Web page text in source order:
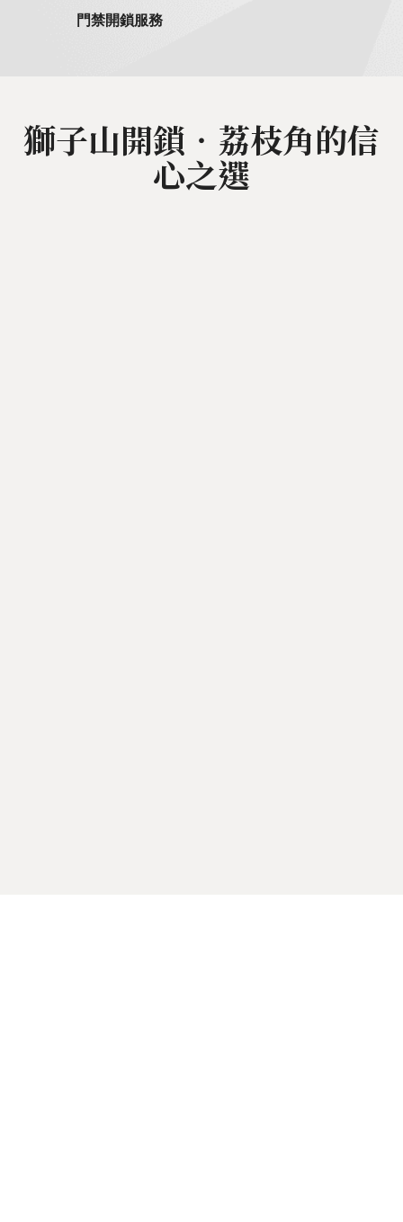
門禁開鎖服務
獅子山開鎖‧荔枝角的信
心之選